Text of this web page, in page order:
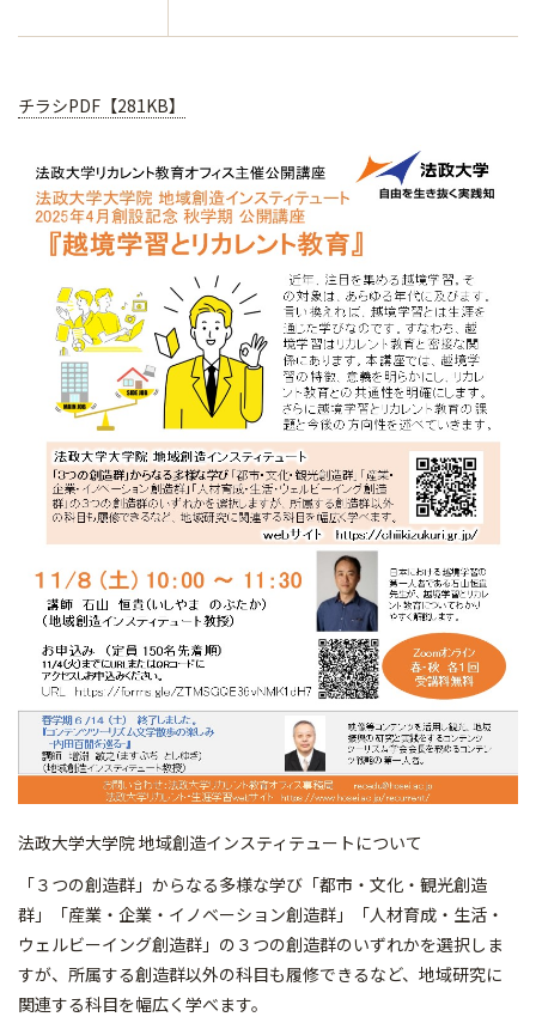
チラシPDF【281KB】
法政大学大学院 地域創造インスティテュートについて
「３つの創造群」からなる多様な学び「都市・文化・観光創造
群」「産業・企業・イノベーション創造群」「人材育成・生活・
ウェルビーイング創造群」の３つの創造群のいずれかを選択しま
すが、所属する創造群以外の科目も履修できるなど、地域研究に
関連する科目を幅広く学べます。